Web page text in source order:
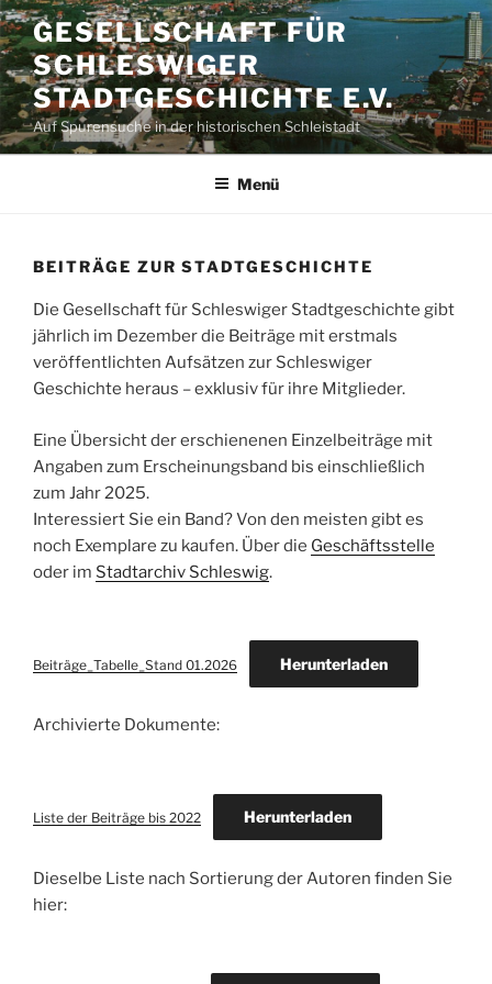
Zum
Inhalt
springen
GESELLSCHAFT FÜR
SCHLESWIGER
STADTGESCHICHTE E.V.
Auf Spurensuche in der historischen Schleistadt
Menü
BEITRÄGE ZUR STADTGESCHICHTE
Die Gesellschaft für Schleswiger Stadtgeschichte gibt
jährlich im Dezember die Beiträge mit erstmals
veröffentlichten Aufsätzen zur Schleswiger
Geschichte heraus – exklusiv für ihre Mitglieder.
Eine Übersicht der erschienenen Einzelbeiträge mit
Angaben zum Erscheinungsband bis einschließlich
zum Jahr 2025.
Interessiert Sie ein Band? Von den meisten gibt es
noch Exemplare zu kaufen. Über die Geschäftsstelle
oder im Stadtarchiv Schleswig.
Beiträge_Tabelle_Stand 01.2026 Herunterladen
Archivierte Dokumente:
Liste der Beiträge bis 2022 Herunterladen
Dieselbe Liste nach Sortierung der Autoren finden Sie
hier: